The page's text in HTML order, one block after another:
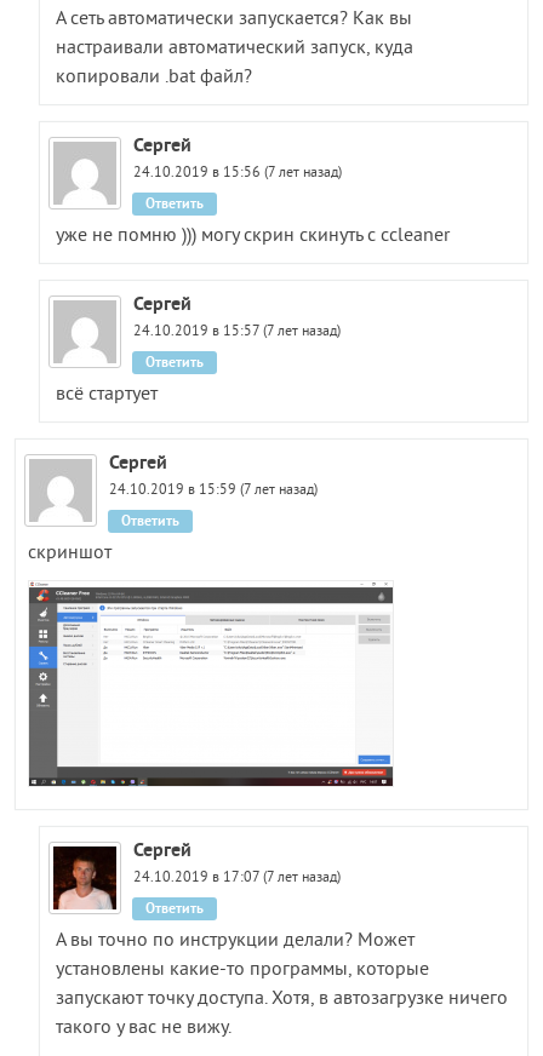
А сеть автоматически запускается? Как вы
настраивали автоматический запуск, куда
копировали .bat файл?
Сергей
24.10.2019 в 15:56 (7 лет назад)
уже не помню ))) могу скрин скинуть с ccleaner
Ответить
Сергей
24.10.2019 в 15:57 (7 лет назад)
всё стартует
Ответить
Сергей
24.10.2019 в 15:59 (7 лет назад)
скриншот
Ответить
Сергей
24.10.2019 в 17:07 (7 лет назад)
А вы точно по инструкции делали? Может
установлены какие-то программы, которые
запускают точку доступа. Хотя, в автозагрузке ничего
такого у вас не вижу.
Ответить